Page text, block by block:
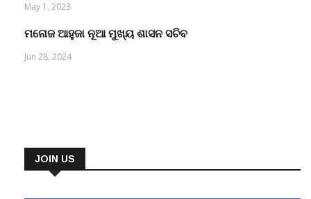
May 1, 2023
ମନୋଜ ଆହୁଜା ନୂଆ ମୁଖ୍ୟ ଶାସନ ସଚିବ
Jun 28, 2024
JOIN US